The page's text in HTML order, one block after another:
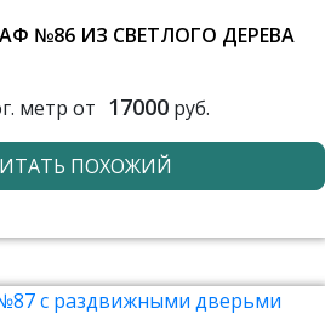
№86 ИЗ СВЕТЛОГО ДЕРЕВА
метр от 17000руб.
ПОХОЖИЙ